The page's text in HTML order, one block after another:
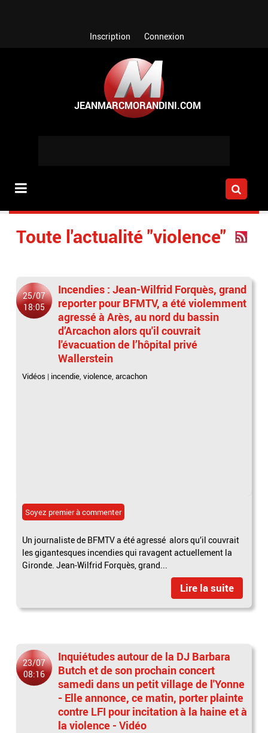
Inscription Connexion
Toute l'actualité "violence"
25/07
18:05
Incendies : Jean-Wilfrid Forquès, grand
reporter pour BFMTV, a été violemment
agressé à Arès, au nord du bassin
d’Arcachon alors qu'il couvrait
l'évacuation de l’hôpital privé
Wallerstein
Vidéos | incendie,violence,arcachon
Soyez premier à commenter
Un journaliste de BFMTV a été agressé alors qu’il couvrait
les gigantesques incendies qui ravagent actuellement la
Gironde. Jean-Wilfrid Forquès, grand...
Lire la suite
23/07
08:16
Inquiétudes autour de la DJ Barbara
Butch et de son prochain concert
samedi dans un petit village de l'Yonne
- Elle annonce, ce matin, porter plainte
contre LFI pour incitation à la haine et à
la violence - Vidéo